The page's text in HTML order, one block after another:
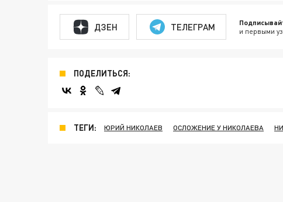
ДЗЕН ТЕЛЕГРАМ и первыми
ПОДЕЛИТЬСЯ:
ТЕГИ: ЮРИЙ НИКОЛАЕВ ОСЛОЖЕНИЕ У НИКОЛАЕВА